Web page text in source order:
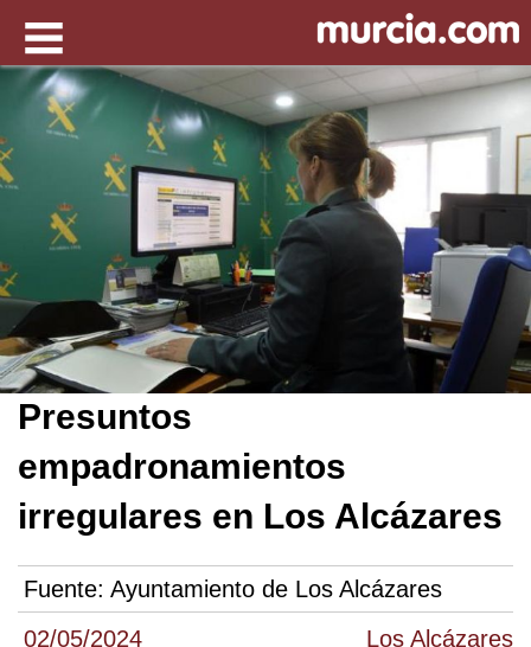
02/05/2024 Los Alcázares
Presuntos
empadronamientos
irregulares en Los Alcázares
Fuente: Ayuntamiento de Los Alcázares